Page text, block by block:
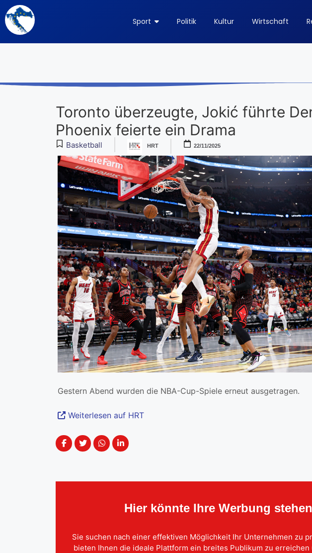
Sport Politik Kultur Wirtschaft
Toronto überzeugte, Jokić führte
Phoenix feierte ein Drama
Basketball HRT 22/11/2025
Gestern Abend wurden die NBA-Cup-Spiele erneut ausgetragen.
Weiterlesen auf HRT
Hier könnte Ihre Werbung
Sie suchen nach einer effektiven Möglichkeit Ihr Unternehmen zu
bieten Ihnen die ideale Plattform ein breites Publikum zu